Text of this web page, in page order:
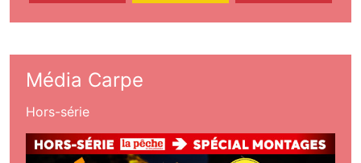
Média Carpe
Hors-série